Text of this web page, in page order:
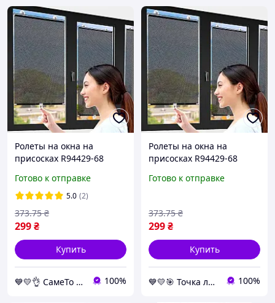
Ролеты на окна на
присосках R94429-68
шторка солнцезащитная
для авто и квартиры
Готово к отправке
5.0 (2)
299₴
373.75 ₴
Купить
💙💛👌 СамеТо ТМ интернет-магазин sameto.com.ua 🎁％🚚 ⤵ 100%
Ролеты на окна на
присосках R94429-68
шторка солнцезащитная
Готово к отправке
299₴
373.75 ₴
Купить
💙💛🎯 Точка лучших покупок ⚖ ⤵ 100%